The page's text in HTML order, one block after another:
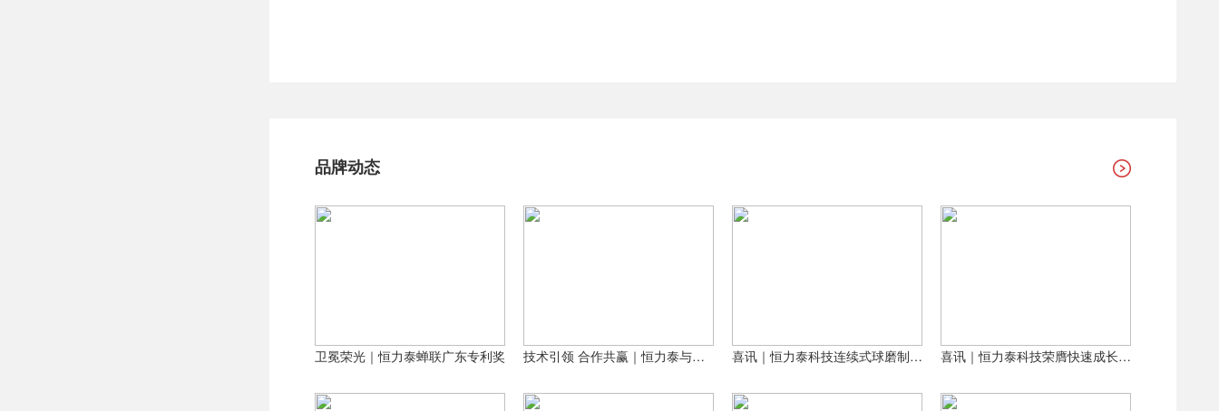
品牌动态
卫冕荣光｜恒力泰蝉联广东专利奖 技术引领 合作共赢｜恒力泰与马石油深化技术交流，共探合作新路径 喜讯｜恒力泰科技连续式球磨制浆装备通过鉴定！ 喜讯｜恒力泰科技荣膺快速成长标杆企业